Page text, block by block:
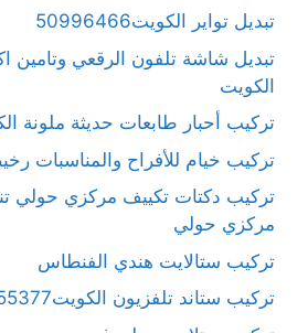
تبديل تواير الكويت50996466
تبديل شاشة تلفون الرقعي وتامين
الكويت
تركيب أحبار طابعات حديثة ملونة
تركيب خيام للأفراح والمناسبات
تركيب دكتات تكييف مركزي حولي
مركزي حولي
تركيب ستالايت هندي الفنطاس
تركيب ستاند تلفزيون الكويت50355377